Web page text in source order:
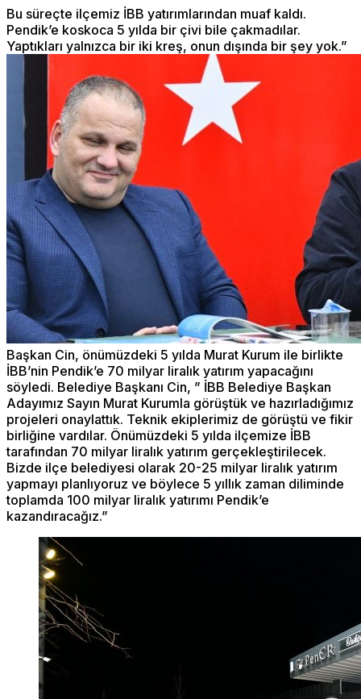
Bu süreçte ilçemiz İBB yatırımlarından muaf kaldı.
Pendik’e koskoca 5 yılda bir çivi bile çakmadılar.
Yaptıkları yalnızca bir iki kreş, onun dışında bir şey yok.”
Başkan Cin, önümüzdeki 5 yılda Murat Kurum ile birlikte
İBB’nin Pendik’e 70 milyar liralık yatırım yapacağını
söyledi. Belediye Başkanı Cin, ” İBB Belediye Başkan
Adayımız Sayın Murat Kurumla görüştük ve hazırladığımız
projeleri onaylattık. Teknik ekiplerimiz de görüştü ve fikir
birliğine vardılar. Önümüzdeki 5 yılda ilçemize İBB
tarafından 70 milyar liralık yatırım gerçekleştirilecek.
Bizde ilçe belediyesi olarak 20-25 milyar liralık yatırım
yapmayı planlıyoruz ve böylece 5 yıllık zaman diliminde
toplamda 100 milyar liralık yatırımı Pendik’e
kazandıracağız.”